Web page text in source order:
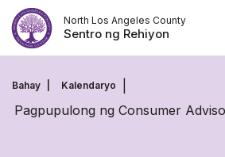
Laktawan
ang
nilalaman
North Los Angeles County
Sentro ng Rehiyon
Bahay Kalendaryo
Pagpupulong ng Consumer